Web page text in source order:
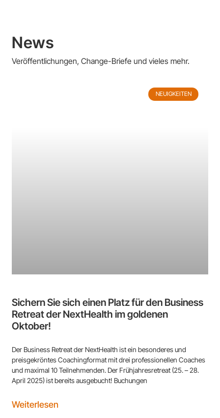
News
Veröffentlichungen, Change-Briefe und vieles mehr.
NEUIGKEITEN
Sichern Sie sich einen Platz für den Business
Retreat der NextHealth im goldenen
Oktober!
Der Business Retreat der NextHealth ist ein besonderes und
preisgekröntes Coachingformat mit drei professionellen Coaches
und maximal 10 Teilnehmenden. Der Frühjahresretreat (25. – 28.
April 2025) ist bereits ausgebucht! Buchungen
Weiterlesen